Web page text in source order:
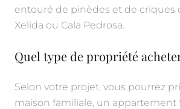
entouré de pinèdes et de criques
Xelida ou Cala Pedrosa.
Quel type de propriété
Selon votre projet, vous pourrez
maison familiale, un appartement